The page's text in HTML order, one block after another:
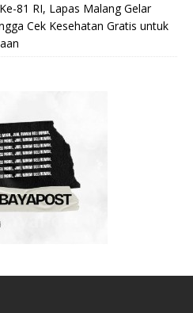
81 RI, Lapas Malang Gelar
Cek Kesehatan Gratis untuk